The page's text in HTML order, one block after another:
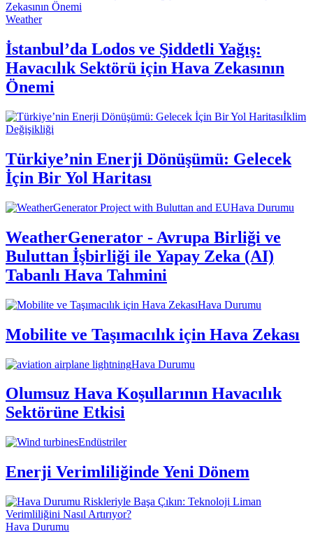
Weather
İstanbul’da Lodos ve Şiddetli Yağış:
Havacılık Sektörü için Hava Zekasının
Önemi
İklim
Değişikliği
Türkiye’nin Enerji Dönüşümü: Gelecek
İçin Bir Yol Haritası
Hava Durumu
WeatherGenerator - Avrupa Birliği ve
Buluttan İşbirliği ile Yapay Zeka (AI)
Tabanlı Hava Tahmini
Hava Durumu
Mobilite ve Taşımacılık için Hava Zekası
Hava Durumu
Olumsuz Hava Koşullarının Havacılık
Sektörüne Etkisi
Endüstriler
Enerji Verimliliğinde Yeni Dönem
Hava Durumu